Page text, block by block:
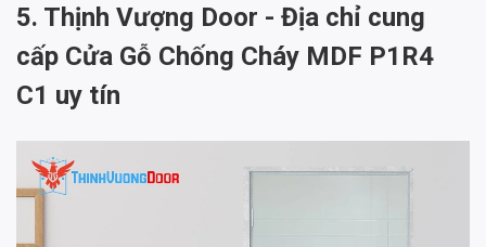
5. Thịnh Vượng Door - Địa chỉ cung
cấp Cửa Gỗ Chống Cháy MDF P1R4
C1 uy tín